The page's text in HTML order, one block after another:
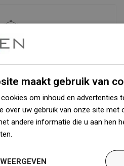
van goederen
centrum met een
31.000 m² met meer
biedt meer
producten!

maakt gebruik van
om inhoud en advertenties
over uw gebruik van onze site met
andere informatie die u aan hen